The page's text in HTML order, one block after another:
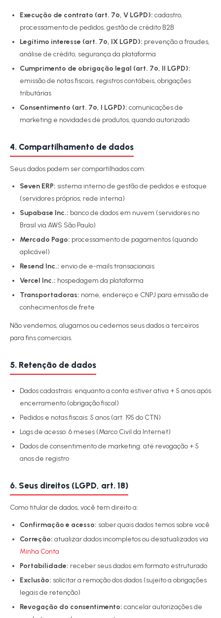
Execução de contrato (art. 7º, V LGPD): cadastro,
processamento de pedidos, gestão de crédito B2B
Legítimo interesse (art. 7º, IX LGPD): prevenção a fraudes,
análise de crédito, segurança da plataforma
Cumprimento de obrigação legal (art. 7º, II LGPD):
emissão de notas fiscais, registros contábeis, obrigações
tributárias
Consentimento (art. 7º, I LGPD): comunicações de
marketing e novidades de produtos, quando autorizado
4. Compartilhamento de dados
Seus dados podem ser compartilhados com:
Seven ERP: sistema interno de gestão de pedidos e estoque
(servidores próprios, rede interna)
Supabase Inc.: banco de dados em nuvem (servidores no
Brasil via AWS São Paulo)
Mercado Pago: processamento de pagamentos (quando
aplicável)
Resend Inc.: envio de e-mails transacionais
Vercel Inc.: hospedagem da plataforma
Transportadoras: nome, endereço e CNPJ para emissão de
conhecimentos de frete
Não vendemos, alugamos ou cedemos seus dados a terceiros
para fins comerciais.
5. Retenção de dados
Dados cadastrais: enquanto a conta estiver ativa + 5 anos após
encerramento (obrigação fiscal)
Pedidos e notas fiscais: 5 anos (art. 195 do CTN)
Logs de acesso: 6 meses (Marco Civil da Internet)
Dados de consentimento de marketing: até revogação + 5
anos de registro
6. Seus direitos (LGPD, art. 18)
Como titular de dados, você tem direito a:
Confirmação e acesso: saber quais dados temos sobre você
Correção: atualizar dados incompletos ou desatualizados via
Minha Conta
Portabilidade: receber seus dados em formato estruturado
Exclusão: solicitar a remoção dos dados (sujeito a obrigações
legais de retenção)
Revogação do consentimento: cancelar autorizações de